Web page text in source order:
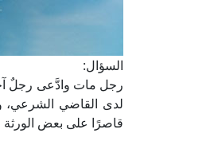
السؤال:
رجل مات وادَّعى رجلٌ
لدى القاضي الشرعي،
قاصرًا على بعض الورثة